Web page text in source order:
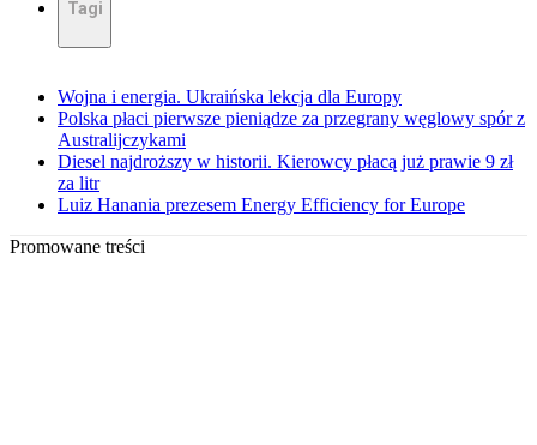
Tagi
Wojna i energia. Ukraińska lekcja dla Europy
Polska płaci pierwsze pieniądze za przegrany węglowy spór z
Australijczykami
Diesel najdroższy w historii. Kierowcy płacą już prawie 9 zł
za litr
Luiz Hanania prezesem Energy Efficiency for Europe
Promowane treści